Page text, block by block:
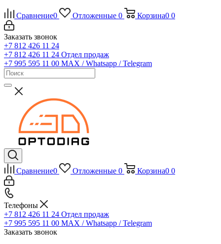
Сравнение0 Отложенные 0 Корзина0 0
Заказать звонок
+7 812 426 11 24
+7 812 426 11 24 Отдел продаж
+7 995 595 11 00 MAX / Whatsapp / Telegram
Сравнение0 Отложенные 0 Корзина0 0
Телефоны
+7 812 426 11 24 Отдел продаж
+7 995 595 11 00 MAX / Whatsapp / Telegram
Заказать звонок